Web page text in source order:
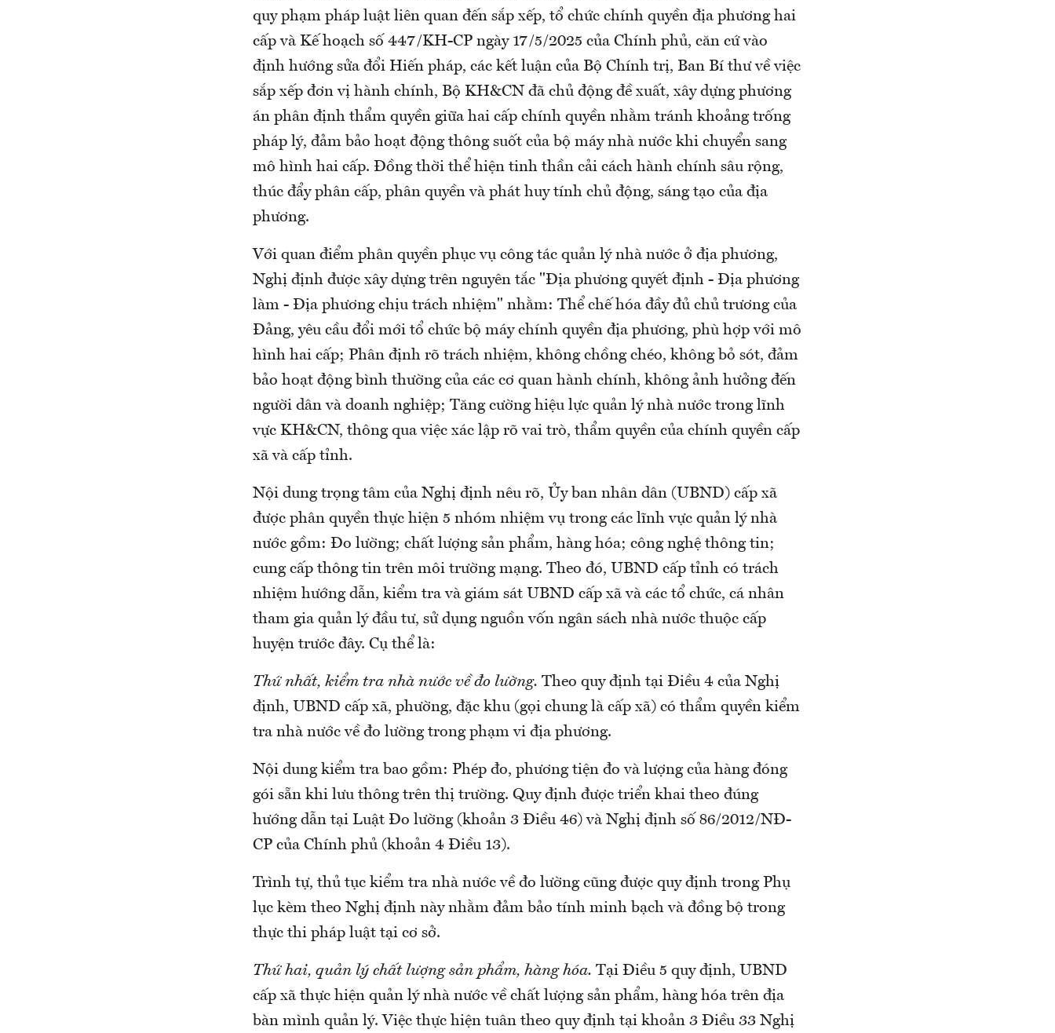
quy phạm pháp luật liên quan đến sắp xếp, tổ chức chính quyền địa phương hai
cấp và Kế hoạch số 447/KH-CP ngày 17/5/2025 của Chính phủ, căn cứ vào
định hướng sửa đổi Hiến pháp, các kết luận của Bộ Chính trị, Ban Bí thư về việc
sắp xếp đơn vị hành chính, Bộ KH&CN đã chủ động đề xuất, xây dựng phương
án phân định thẩm quyền giữa hai cấp chính quyền nhằm tránh khoảng trống
pháp lý, đảm bảo hoạt động thông suốt của bộ máy nhà nước khi chuyển sang
mô hình hai cấp. Đồng thời thể hiện tinh thần cải cách hành chính sâu rộng,
thúc đẩy phân cấp, phân quyền và phát huy tính chủ động, sáng tạo của địa
phương.
Với quan điểm phân quyền phục vụ công tác quản lý nhà nước ở địa phương,
Nghị định được xây dựng trên nguyên tắc "Địa phương quyết định - Địa phương
làm - Địa phương chịu trách nhiệm" nhằm: Thể chế hóa đầy đủ chủ trương của
Đảng, yêu cầu đổi mới tổ chức bộ máy chính quyền địa phương, phù hợp với mô
hình hai cấp; Phân định rõ trách nhiệm, không chồng chéo, không bỏ sót, đảm
bảo hoạt động bình thường của các cơ quan hành chính, không ảnh hưởng đến
người dân và doanh nghiệp; Tăng cường hiệu lực quản lý nhà nước trong lĩnh
vực KH&CN, thông qua việc xác lập rõ vai trò, thẩm quyền của chính quyền cấp
xã và cấp tỉnh.
Nội dung trọng tâm của Nghị định nêu rõ, Ủy ban nhân dân (UBND) cấp xã
được phân quyền thực hiện 5 nhóm nhiệm vụ trong các lĩnh vực quản lý nhà
nước gồm: Đo lường; chất lượng sản phẩm, hàng hóa; công nghệ thông tin;
cung cấp thông tin trên môi trường mạng. Theo đó, UBND cấp tỉnh có trách
nhiệm hướng dẫn, kiểm tra và giám sát UBND cấp xã và các tổ chức, cá nhân
tham gia quản lý đầu tư, sử dụng nguồn vốn ngân sách nhà nước thuộc cấp
huyện trước đây. Cụ thể là:
Thứ nhất, kiểm tra nhà nước về đo lường. Theo quy định tại Điều 4 của Nghị
định, UBND cấp xã, phường, đặc khu (gọi chung là cấp xã) có thẩm quyền kiểm
tra nhà nước về đo lường trong phạm vi địa phương.
Nội dung kiểm tra bao gồm: Phép đo, phương tiện đo và lượng của hàng đóng
gói sẵn khi lưu thông trên thị trường. Quy định được triển khai theo đúng
hướng dẫn tại Luật Đo lường (khoản 3 Điều 46) và Nghị định số 86/2012/NĐ-
CP của Chính phủ (khoản 4 Điều 13).
Trình tự, thủ tục kiểm tra nhà nước về đo lường cũng được quy định trong Phụ
lục kèm theo Nghị định này nhằm đảm bảo tính minh bạch và đồng bộ trong
thực thi pháp luật tại cơ sở.
Thứ hai, quản lý chất lượng sản phẩm, hàng hóa. Tại Điều 5 quy định, UBND
cấp xã thực hiện quản lý nhà nước về chất lượng sản phẩm, hàng hóa trên địa
bàn mình quản lý. Việc thực hiện tuân theo quy định tại khoản 3 Điều 33 Nghị